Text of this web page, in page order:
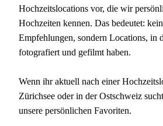
Hochzeitslocations vor, die wir
Hochzeiten kennen. Das bedeutet:
Empfehlungen, sondern Locations, in
fotografiert und gefilmt haben.
Wenn ihr aktuell nach einer
Zürichsee oder in der Ostschweiz
unsere persönlichen Favoriten.